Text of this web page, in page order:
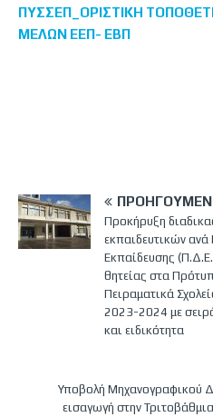
ΠΥΣΣΕΠ_ΟΡΙΣΤΙΚΗ
ΜΕΛΩΝ ΕΕΠ- ΕΒΠ
Προκήρυξη
εκπαιδευτικών ανά
Εκπαίδευσης
θητείας στα
Πειραματικά
2023-2024 με
και ειδικότητα
Υποβολή Μηχανογραφικού
εισαγωγή στην